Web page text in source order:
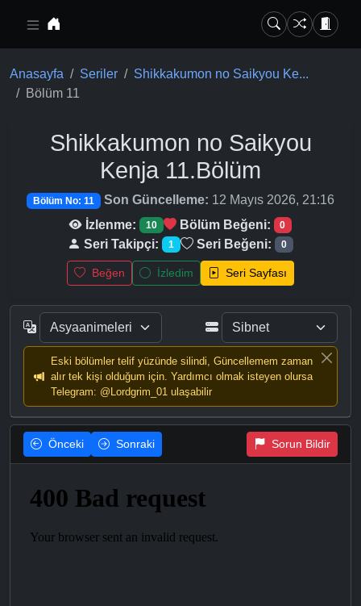
Anasayfa Seriler
Shikkakumon no Saikyou Ke...
Bölüm 11
Shikkakumon no Saikyou
Kenja 11.Bölüm
Bölüm No: 11 Son Güncelleme: 12 Mayıs 2026, 21:16
İzlenme:
10 Bölüm Beğeni: 0
Seri Takipçi: 1 Seri Beğeni: 0
Beğen İzledim Seri Sayfası
Eski bölümler telif yüzünde silindi, Güncellemem zaman
alır tek kişi olduğum için. Yardımcı olmak isteyen olursa
Telegram: @Lordgrim_01 ulaşabilir
Önceki Sonraki Sorun Bildir